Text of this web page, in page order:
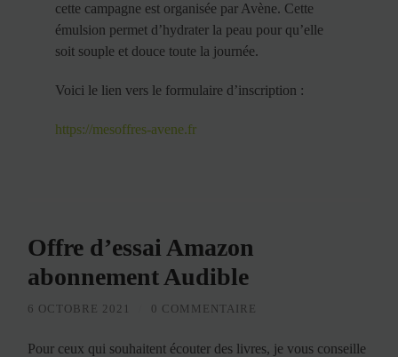
cette campagne est organisée par Avène. Cette
émulsion permet d’hydrater la peau pour qu’elle
soit souple et douce toute la journée.
Voici le lien vers le formulaire d’inscription :
https://mesoffres-avene.fr
Offre d’essai Amazon
abonnement Audible
6 OCTOBRE 2021 0 COMMENTAIRE
Pour ceux qui souhaitent écouter des livres, je vous conseille